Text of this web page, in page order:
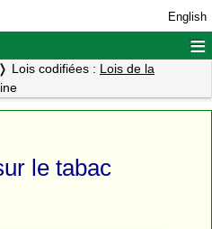
English
≡
Lois codifiées : Lois de la
le tabac